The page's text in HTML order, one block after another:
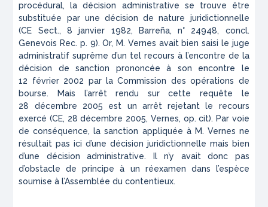
procédural, la décision administrative se trouve être
substituée par une décision de nature juridictionnelle
(CE Sect., 8 janvier 1982, Barreña, n° 24948, concl.
Genevois Rec. p. 9). Or, M. Vernes avait bien saisi le juge
administratif suprême d’un tel recours à l’encontre de la
décision de sanction prononcée à son encontre le
12 février 2002 par la Commission des opérations de
bourse. Mais l’arrêt rendu sur cette requête le
28 décembre 2005 est un arrêt rejetant le recours
exercé (CE, 28 décembre 2005, Vernes, op. cit). Par voie
de conséquence, la sanction appliquée à M. Vernes ne
résultait pas ici d’une décision juridictionnelle mais bien
d’une décision administrative. Il n’y avait donc pas
d’obstacle de principe à un réexamen dans l’espèce
soumise à l’Assemblée du contentieux.